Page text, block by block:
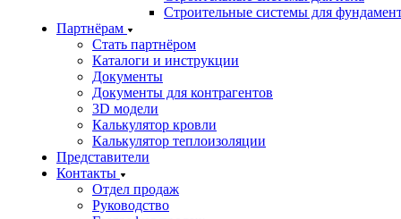
Строительные системы для
Партнёрам
Стать партнёром
Каталоги и инструкции
Документы
Документы для контрагентов
3D модели
Калькулятор кровли
Калькулятор теплоизоляции
Представители
Контакты
Отдел продаж
Руководство